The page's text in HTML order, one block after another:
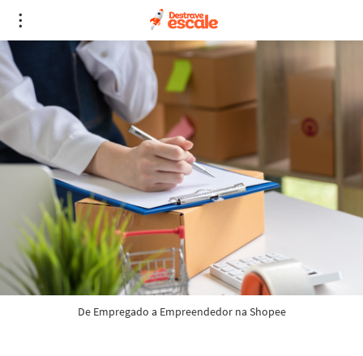
De Empregado a Empreendedor na Shopee